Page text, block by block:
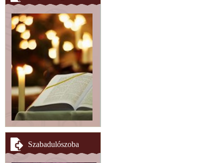
Szabadulószoba